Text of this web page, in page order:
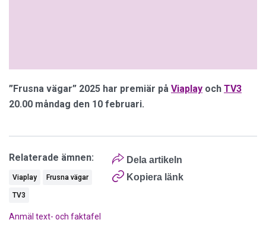
”Frusna vägar” 2025 har premiär på Viaplay och TV3
20.00 måndag den 10 februari.
Dela artikeln
Kopiera länk
Relaterade ämnen:
Viaplay Frusna vägar
TV3
Anmäl text- och faktafel